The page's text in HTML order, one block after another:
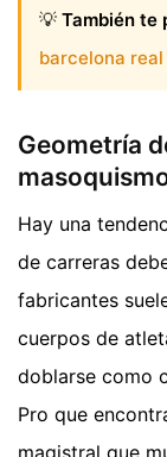
💡 También te
barcelona
Geometría
Hay una
de carreras
fabricantes
cuerpos de
doblarse como
Pro que
magistral que